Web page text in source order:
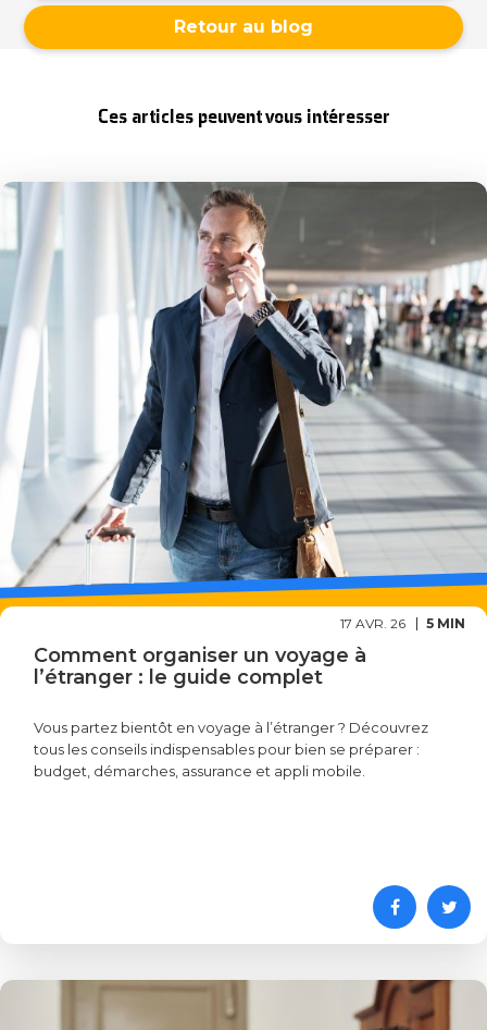
Retour au blog
Ces articles peuvent vous intéresser
17 AVR. 26 5 MIN
Comment organiser un voyage à
l’étranger : le guide complet
Vous partez bientôt en voyage à l’étranger ? Découvrez
tous les conseils indispensables pour bien se préparer :
budget, démarches, assurance et appli mobile.